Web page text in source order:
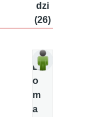
dzi
(26)
D
o
m
a